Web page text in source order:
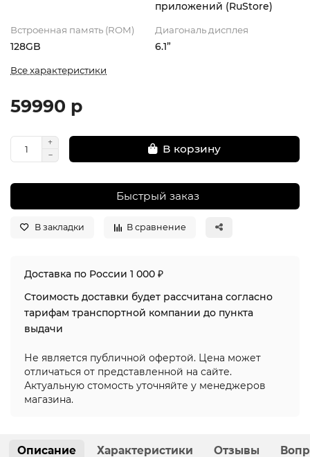
приложений (RuStore)
Встроенная память (ROM)
128GB
Диагональ дисплея
6.1”
Все характеристики
59990 р
В корзину
Быстрый заказ
В закладки В сравнение
Доставка по России 1 000 ₽
Стоимость доставки будет рассчитана согласно
тарифам транспортной компании до пункта
выдачи
Не является публичной офертой. Цена может
отличаться от представленной на сайте.
Актуальную стомость уточняйте у менеджеров
магазина.
Описание Характеристики Отзывы